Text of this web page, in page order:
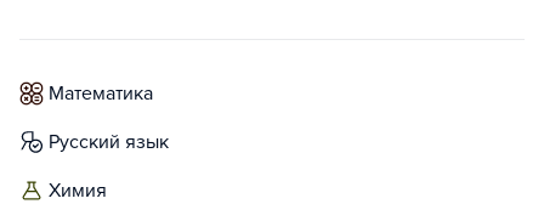
математика
русский язык
химия